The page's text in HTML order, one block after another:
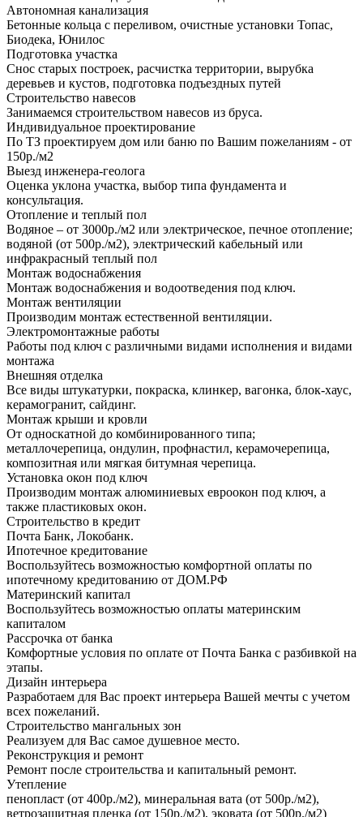
Автономная канализация
Бетонные кольца с переливом, очистные установки Топас,
Биодека, Юнилос
Подготовка участка
Снос старых построек, расчистка территории, вырубка
деревьев и кустов, подготовка подъездных путей
Строительство навесов
Занимаемся строительством навесов из бруса.
Индивидуальное проектирование
По ТЗ проектируем дом или баню по Вашим пожеланиям - от
150р./м2
Выезд инженера-геолога
Оценка уклона участка, выбор типа фундамента и
консультация.
Отопление и теплый пол
Водяное – от 3000р./м2 или электрическое, печное отопление;
водяной (от 500р./м2), электрический кабельный или
инфракрасный теплый пол
Монтаж водоснабжения
Монтаж водоснабжения и водоотведения под ключ.
Монтаж вентиляции
Производим монтаж естественной вентиляции.
Электромонтажные работы
Работы под ключ с различными видами исполнения и видами
монтажа
Внешняя отделка
Все виды штукатурки, покраска, клинкер, вагонка, блок-хаус,
керамогранит, сайдинг.
Монтаж крыши и кровли
От односкатной до комбинированного типа;
металлочерепица, ондулин, профнастил, керамочерепица,
композитная или мягкая битумная черепица.
Установка окон под ключ
Производим монтаж алюминиевых евроокон под ключ, а
также пластиковых окон.
Строительство в кредит
Почта Банк, Локобанк.
Ипотечное кредитование
Воспользуйтесь возможностью комфортной оплаты по
ипотечному кредитованию от ДОМ.РФ
Материнский капитал
Воспользуйтесь возможностью оплаты материнским
капиталом
Рассрочка от банка
Комфортные условия по оплате от Почта Банка с разбивкой на
этапы.
Дизайн интерьера
Разработаем для Вас проект интерьера Вашей мечты с учетом
всех пожеланий.
Строительство мангальных зон
Реализуем для Вас самое душевное место.
Реконструкция и ремонт
Ремонт после строительства и капитальный ремонт.
Утепление
пенопласт (от 400р./м2), минеральная вата (от 500р./м2),
ветрозащитная пленка (от 150р./м2), эковата (от 500р./м2)